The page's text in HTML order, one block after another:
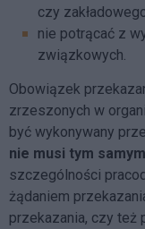
czy
nie potrącać z
związkowych.
Obowiązek
zrzeszonych w
być wykonywany
nie musi tym
szczególności
żądaniem
przekazania, czy też